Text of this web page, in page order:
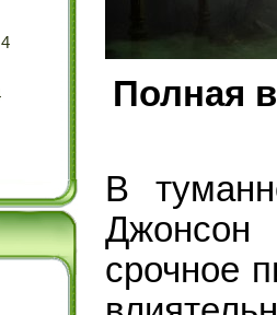
Полная
В
срочное